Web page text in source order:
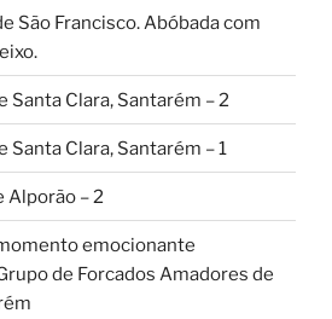
São Francisco. Abóbada com
Santa Clara, Santarém – 2
Santa Clara, Santarém – 1
Alporão – 2
emocionante
de Forcados Amadores de